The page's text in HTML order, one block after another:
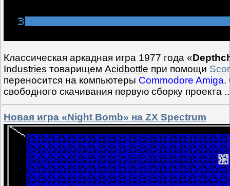
Классическая аркадная игра 1977 года «
Industries товарищем Acidbottle при помощи
переносится на компьютеры Commodore Amiga.
свободного скачивания первую сборку проекта
Новая игра «Night Bomb» на ZX Spectrum